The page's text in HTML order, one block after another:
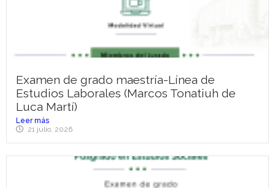
Examen de grado maestría-Línea de
Estudios Laborales (Marcos Tonatiuh de
Luca Martí)
Leer más
21 julio, 2026